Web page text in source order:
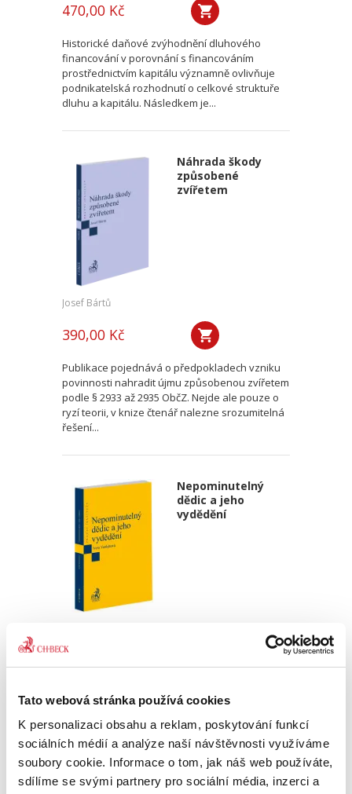
Tato webová stránka používá cookies
K personalizaci obsahu a reklam, poskytování funkcí
sociálních médií a analýze naší návštěvnosti využíváme
soubory cookie. Informace o tom, jak náš web používáte,
sdílíme se svými partnery pro sociální média, inzerci a
470,00 Kč
Historické daňové zvýhodnění dluhového
financování v porovnání s financováním
prostřednictvím kapitálu významně ovlivňuje
podnikatelská rozhodnutí o celkové struktuře
dluhu a kapitálu. Následkem je...
Náhrada škody
způsobené
zvířetem
Josef Bártů
390,00 Kč
Publikace pojednává o předpokladech vzniku
povinnosti nahradit újmu způsobenou zvířetem
podle § 2933 až 2935 ObčZ. Nejde ale pouze o
ryzí teorii, v knize čtenář nalezne srozumitelná
řešení...
Nepominutelný
dědic a jeho
vydědění
340,00 Kč
Nová monografie se věnuje problematice
nepominutelného dědice, jeho vydědění a
opominutí, což jsou témata, která se po přijetí
nového občanského zákoníku v roce 2014 stala
mimořádně aktuální v...